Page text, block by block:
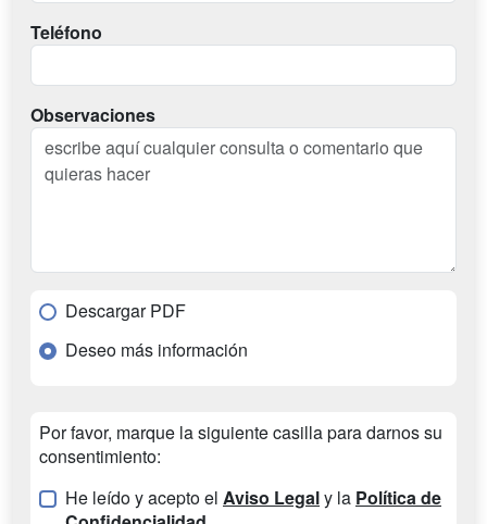
Teléfono
Observaciones
Descargar PDF
Deseo más información
Por favor, marque la siguiente casilla para darnos su
consentimiento:
He leído y acepto el Aviso Legaly la Política de